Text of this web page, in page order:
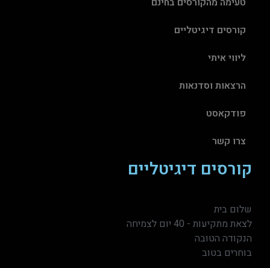
קורסים דיגיטליים
ליווי איתי
הרצאות וסדנאות
פודקאסט
צרו קשר
קורסים דיגיטליים
שלום בית
לצאת מתקיעות - 40 יום לצמיחה
הנקודה הטובה
בוחרים בטוב